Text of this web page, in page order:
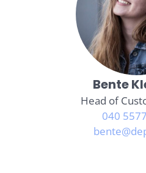
Bente
Head of
040